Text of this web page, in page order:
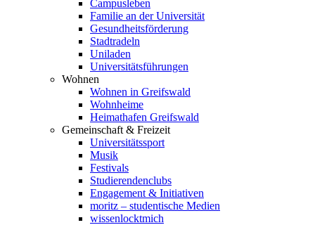
Campusleben
Familie an der Universität
Gesundheitsförderung
Stadtradeln
Uniladen
Universitätsführungen
Wohnen
Wohnen in Greifswald
Wohnheime
Heimathafen Greifswald
Gemeinschaft & Freizeit
Universitätssport
Musik
Festivals
Studierendenclubs
Engagement & Initiativen
moritz – studentische Medien
wissenlocktmich